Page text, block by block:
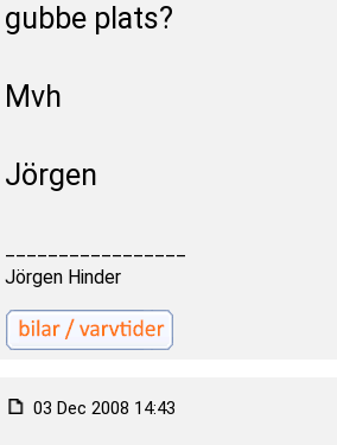
gubbe plats?
Mvh
Jörgen
Jörgen Hinder
03 Dec 2008 14:43